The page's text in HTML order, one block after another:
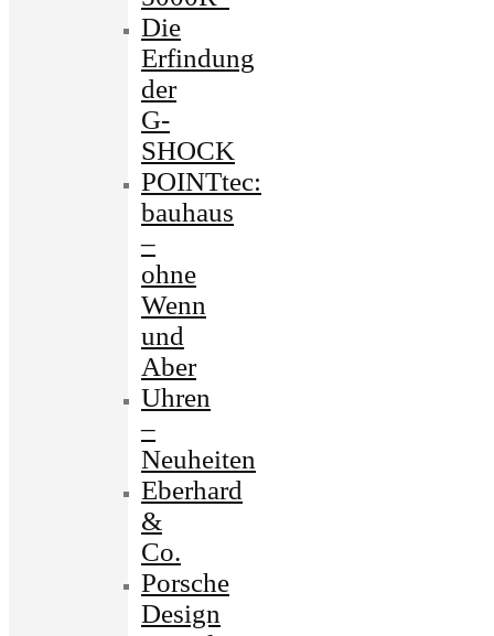
Die
Erfindung
der
G-
SHOCK
POINTtec:
bauhaus
–
ohne
Wenn
und
Aber
Uhren
–
Neuheiten
Eberhard
&
Co.
Porsche
Design